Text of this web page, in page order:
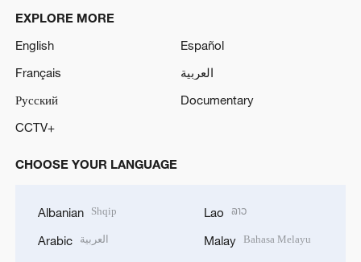
EXPLORE MORE
English
Español
Français
العربية
Русский
Documentary
CCTV+
CHOOSE YOUR LANGUAGE
Albanian Shqip
Arabic العربية
Lao ລາວ
Malay Bahasa Melayu